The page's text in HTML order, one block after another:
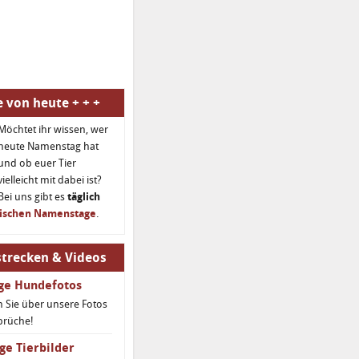
von heute + + +
ihr wissen, wer
Namenstag hat
ob euer Tier
mit dabei ist?
uns gibt es täglich
Namenstage.
& Videos
Hundefotos
Sie über unsere Fotos
Tierbilder